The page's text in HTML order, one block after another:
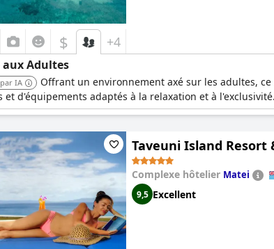
$ +4
aux Adultes
IA
Offrant un environnement axé sur les adultes,
et d'équipements adaptés à la relaxation et à l'exclusivité.
Taveuni Island Resort
Complexe hôtelier Matei
9,5 Excellent